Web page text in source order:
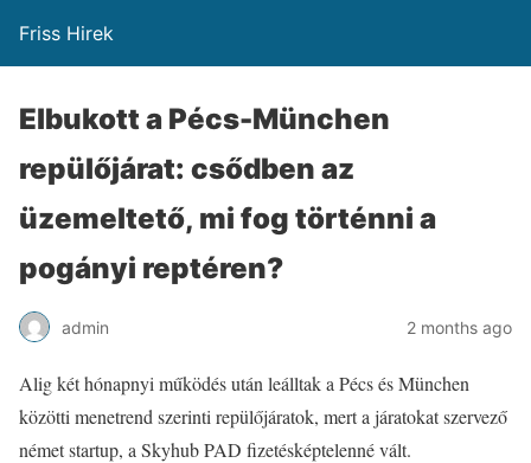
Friss Hirek
Elbukott a Pécs-München
repülőjárat: csődben az
üzemeltető, mi fog történni a
pogányi reptéren?
admin 2 months ago
Alig két hónapnyi működés után leálltak a Pécs és München
közötti menetrend szerinti repülőjáratok, mert a járatokat szervező
német startup, a Skyhub PAD fizetésképtelenné vált.